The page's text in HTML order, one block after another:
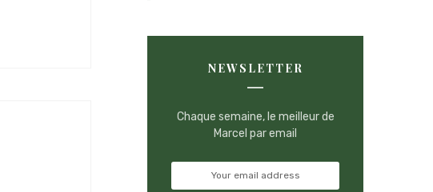
NEWSLETTER
Chaque semaine, le meilleur de
Marcel par email